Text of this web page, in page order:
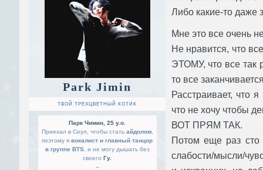
Park Jimin
ТВОЙ ТРЕХЦВЕТНЫЙ КОТИК
Парк Чимин, 25 y.o.
Приехал в Сеул, чтобы стать айдолом,
поэтому я вокалист и главный танцор
в группе BTS, и не могу дышать без
своего Гу.
--
Либо какие-то даже
Мне это все очень
Не нравится, что
ЭТОМУ, что все так
то все
Расстраивает, что
что не хочу чтобы
ВОТ ПРЯМ ТАК.
Потом еще раз сто
слабости/мысли/